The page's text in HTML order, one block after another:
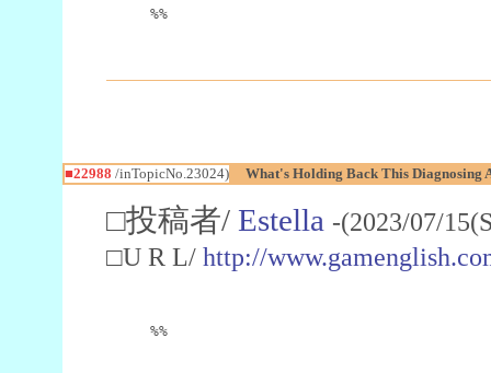
%%
■22988 /inTopicNo.23024) What's Holding Back This Diagnosing
□投稿者/ Estella -(2023/07/
□U R L/ http://
%%